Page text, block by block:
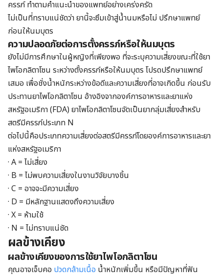
ครรภ์ ทำตามคำแนะนำของแพทย์อย่างเคร่งครัด
ไม่เป็นที่ทราบแน่ชัดว่า ยานี้จะซึมเข้าสู่น้ำนมหรือไม่ ปรึกษาแพทย์
ก่อนให้นมบุตร
ความปลอดภัยต่อการตั้งครรภ์หรือให้นมบุตร
ยังไม่มีการศึกษาในผู้หญิงที่เพียงพอ ที่จะระบุความเสี่ยงขณะที่ใช้ยา
ไพโอกลิตาโซน ระหว่างตั้งครรภ์หรือให้นมบุตร โปรดปรึกษาแพทย์
เสมอ เพื่อชั่งน้ำหนักระหว่างข้อดีและความเสี่ยงที่อาจเกิดขึ้น ก่อนรับ
ประทานยาไพโอกลิตาโซน อ้างอิงจากองค์การอาหารและยาแห่ง
สหรัฐอเมริกา (FDA)ยาไพโอกลิตาโซนจัดเป็นยากลุ่มเสี่ยงสำหรับ
สตรีมีครรภ์ประเภท N
ต่อไปนี้คือประเภทความเสี่ยงต่อสตรีมีครรภ์โดยองค์การอาหารและยา
แห่งสหรัฐอเมริกา
· A = ไม่เสี่ยง
· B = ไม่พบความเสี่ยงในงานวิจัยบางชิ้น
· C = อาจจะมีความเสี่ยง
· D = มีหลักฐานแสดงถึงความเสี่ยง
· X = ห้ามใช้
· N = ไม่ทราบแน่ชัด
ผลข้างเคียง
ผลข้างเคียงของการใช้ยาไพโอกลิตาโซน
คุณอาจเจ็บคอ ปวดกล้ามเนื้อ น้ำหนักเพิ่มขึ้น หรือมีปัญหาที่ฟัน